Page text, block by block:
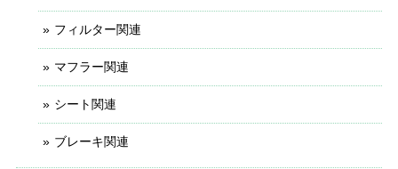
フィルター関連
マフラー関連
シート関連
ブレーキ関連